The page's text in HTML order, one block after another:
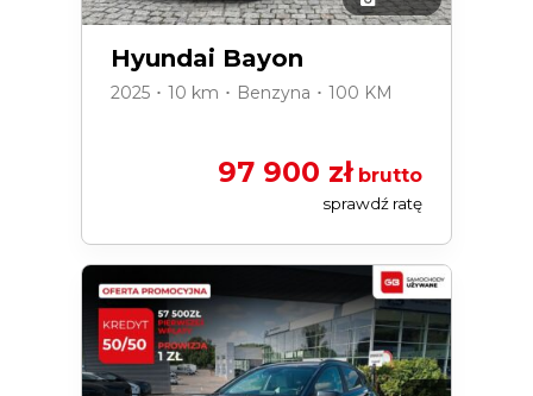
Hyundai Bayon
2025 ･ 10 km ･ Benzyna ･ 100 KM
97 900 złbrutto
sprawdź ratę